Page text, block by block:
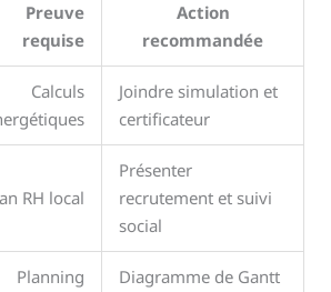
Preuve
requise
Action
recommandée
Calculs
Joindre simulation et
certificateur
RH local
Présenter
recrutement et suivi
social
Planning
Diagramme de Gantt